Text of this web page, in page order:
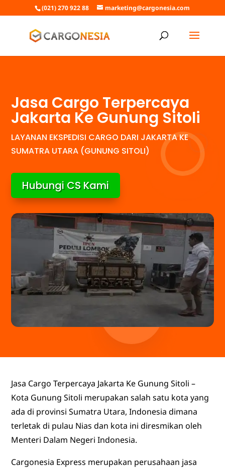
(021) 270 922 88 marketing@cargonesia.com
Jasa Cargo Terpercaya
Jakarta Ke Gunung Sitoli
LAYANAN EKSPEDISI CARGO DARI JAKARTA KE
SUMATRA UTARA (GUNUNG SITOLI)
Hubungi CS Kami
Jasa Cargo Terpercaya Jakarta Ke Gunung Sitoli –
Kota Gunung Sitoli merupakan salah satu kota yang
ada di provinsi Sumatra Utara, Indonesia dimana
terletak di pulau Nias dan kota ini diresmikan oleh
Menteri Dalam Negeri Indonesia.
Cargonesia Express merupakan perusahaan jasa